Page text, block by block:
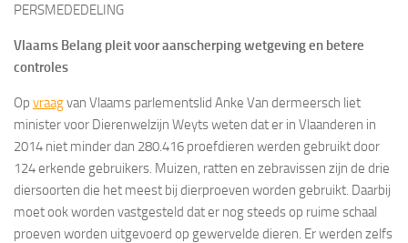
PERSMEDEDELING
Vlaams Belang pleit voor aanscherping wetgeving en betere
controles
Op vraagvan Vlaams parlementslid Anke Van dermeersch liet
minister voor Dierenwelzijn Weyts weten dat er in Vlaanderen in
2014 niet minder dan 280.416 proefdieren werden gebruikt door
124 erkende gebruikers. Muizen, ratten en zebravissen zijn de drie
diersoorten die het meest bij dierproeven worden gebruikt. Daarbij
moet ook worden vastgesteld dat er nog steeds op ruime schaal
proeven worden uitgevoerd op gewervelde dieren. Er werden zelfs